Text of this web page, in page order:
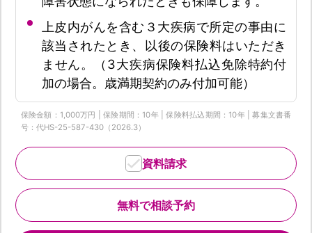
上皮内がんを含む３大疾病で所定の事由に
該当されたとき、以後の保険料はいただき
ません。（3大疾病保険料払込免除特約付
加の場合。歳満期契約のみ付加可能）
保険金額：1,000万円 | 保険期間：10年 | 保険料払込期間：10年 | 募集文書番
号：代HS-25-587-430（2026.3）
無料で相談予約
資料請求